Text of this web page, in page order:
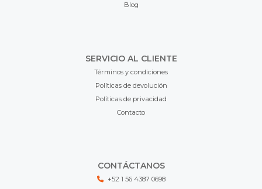
Blog
SERVICIO AL CLIENTE
Términos y condiciones
Políticas de devolución
Políticas de privacidad
Contacto
CONTÁCTANOS
+52 1 56 4387 0698